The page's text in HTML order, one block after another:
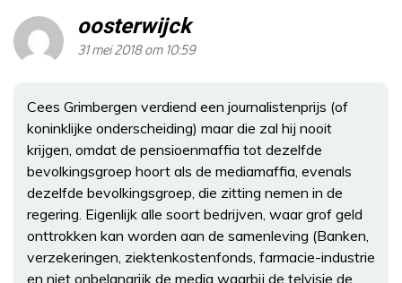
oosterwijck
31 mei 2018 om 10:59
Cees Grimbergen verdiend een journalistenprijs (of
koninklijke onderscheiding) maar die zal hij nooit
krijgen, omdat de pensioenmaffia tot dezelfde
bevolkingsgroep hoort als de mediamaffia, evenals
dezelfde bevolkingsgroep, die zitting nemen in de
regering. Eigenlijk alle soort bedrijven, waar grof geld
onttrokken kan worden aan de samenleving (Banken,
verzekeringen, ziektenkostenfonds, farmacie-industrie
en niet onbelangrijk de media waarbij de telvisie de